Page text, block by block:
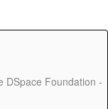
Foundation -